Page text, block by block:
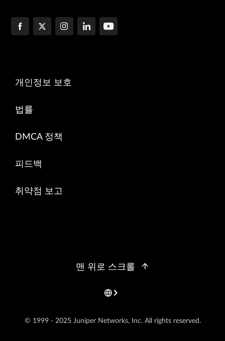
개인정보 보호
법률
DMCA 정책
피드백
취약점 보고
© 1999 - 2025 Juniper Networks, Inc. All rights reserved.
맨 위로 스크롤